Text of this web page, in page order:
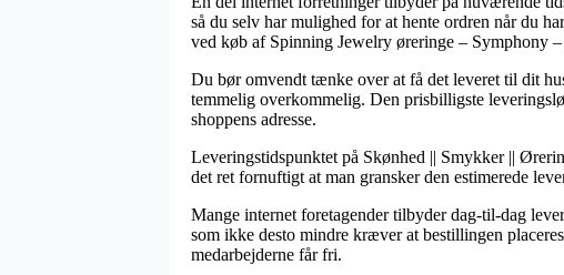
så du selv har mulighed for at hente ordren når du
ved køb af Spinning Jewelry øreringe – Symphony
Du bør omvendt tænke over at få det leveret til dit
temmelig overkommelig. Den prisbilligste
shoppens adresse.
Leveringstidspunktet på Skønhed || Smykker ||
det ret fornuftigt at man gransker den estimerede
Mange internet foretagender tilbyder dag-til-dag
som ikke desto mindre kræver at bestillingen
medarbejderne får fri.